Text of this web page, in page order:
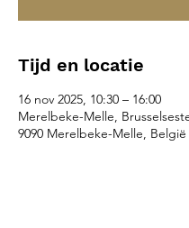
Tijd en locatie
16 nov 2025, 10:30 – 16:00
Merelbeke-Melle,
9090 Merelbeke-Melle, België